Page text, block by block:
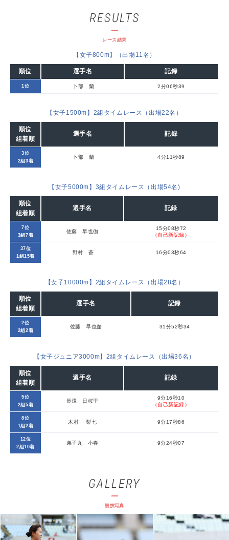
RESULTS
レース結果
【女子800m】（出場11名）
順位 選手名 記録
1位 卜部 蘭 2分06秒39
【女子1500m】2組タイムレース（出場22名）
順位
組着順
選手名 記録
3位
2組3着
卜部 蘭 4分11秒89
【女子5000m】3組タイムレース（出場54名)
順位
組着順
選手名 記録
7位
3組7着
佐藤 早也伽
15分08秒72
（自己新記録）
37位
1組15着
野村 蒼 16分03秒64
【女子10000m】2組タイムレース（出場28名）
順位
組着順
選手名 記録
2位
2組2着
佐藤 早也伽 31分52秒34
【女子ジュニア3000m】2組タイムレース（出場36名）
順位
組着順
選手名 記録
5位
2組5着
長澤 日桜里
9分16秒10
（自己新記録）
8位
1組2着
木村 梨七 9分17秒86
12位
2組10着
弟子丸 小春 9分24秒07
GALLERY
競技写真